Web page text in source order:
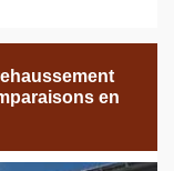
en